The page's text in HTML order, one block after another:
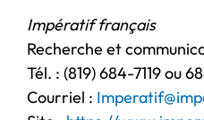
Impératif français
Recherche et
Tél. : (819) 684-7119 ou
Courriel :